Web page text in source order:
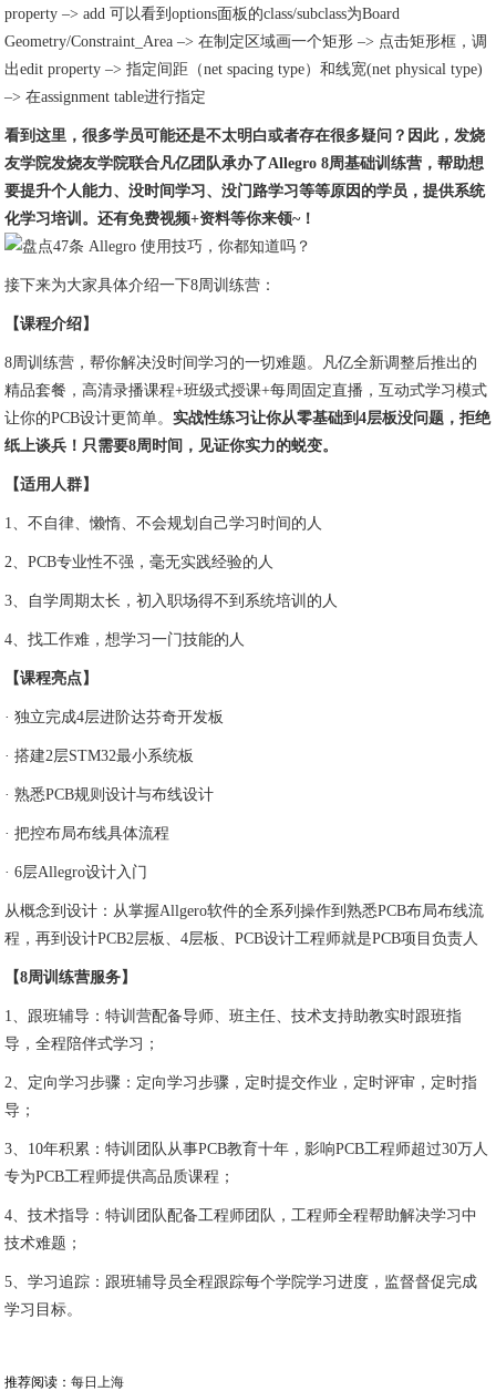
property –> add 可以看到options面板的class/subclass为Board
Geometry/Constraint_Area –> 在制定区域画一个矩形 –> 点击矩形框，调
出edit property –> 指定间距（net spacing type）和线宽(net physical type)
–> 在assignment table进行指定
看到这里，很多学员可能还是不太明白或者存在很多疑问？因此，发烧
友学院发烧友学院联合凡亿团队承办了Allegro 8周基础训练营，帮助想
要提升个人能力、没时间学习、没门路学习等等原因的学员，提供系统
化学习培训。还有免费视频+资料等你来领~！
接下来为大家具体介绍一下8周训练营：
【课程介绍】
8周训练营，帮你解决没时间学习的一切难题。凡亿全新调整后推出的
精品套餐，高清录播课程+班级式授课+每周固定直播，互动式学习模式
让你的PCB设计更简单。实战性练习让你从零基础到4层板没问题，拒绝
纸上谈兵！只需要8周时间，见证你实力的蜕变。
【适用人群】
1、不自律、懒惰、不会规划自己学习时间的人
2、PCB专业性不强，毫无实践经验的人
3、自学周期太长，初入职场得不到系统培训的人
4、找工作难，想学习一门技能的人
【课程亮点】
· 独立完成4层进阶达芬奇开发板
· 搭建2层STM32最小系统板
· 熟悉PCB规则设计与布线设计
· 把控布局布线具体流程
· 6层Allegro设计入门
从概念到设计：从掌握Allgero软件的全系列操作到熟悉PCB布局布线流
程，再到设计PCB2层板、4层板、PCB设计工程师就是PCB项目负责人
【8周训练营服务】
1、跟班辅导：特训营配备导师、班主任、技术支持助教实时跟班指
导，全程陪伴式学习；
2、定向学习步骤：定向学习步骤，定时提交作业，定时评审，定时指
导；
3、10年积累：特训团队从事PCB教育十年，影响PCB工程师超过30万人
专为PCB工程师提供高品质课程；
4、技术指导：特训团队配备工程师团队，工程师全程帮助解决学习中
技术难题；
5、学习追踪：跟班辅导员全程跟踪每个学院学习进度，监督督促完成
学习目标。
推荐阅读：每日上海